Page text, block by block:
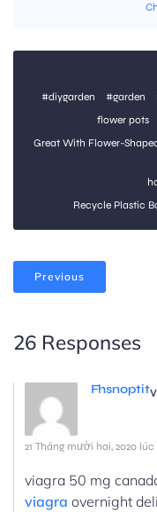
#diygarden #garden
flower pots
Great With Flower-
Recycle Plastic
Previous
26 Responses
Fhsnoptit
21 Tháng mười hai, 2020 lúc
viagra 50 mg
viagra overnight